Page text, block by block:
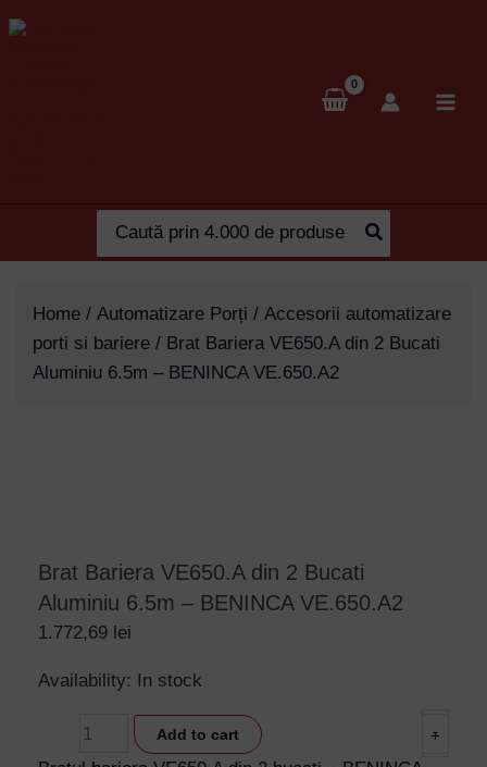
Skip
to
for:
Home / Automatizare Porți / Accesorii automatizare
porti si bariere / Brat Bariera VE650.A din 2 Bucati
Aluminiu 6.5m – BENINCA VE.650.A2
Brat Bariera VE650.A din 2 Bucati
Aluminiu 6.5m – BENINCA VE.650.A2
1.772,69 lei
Availability: In stock
-
Brat
VE650.A
+
Add to cart